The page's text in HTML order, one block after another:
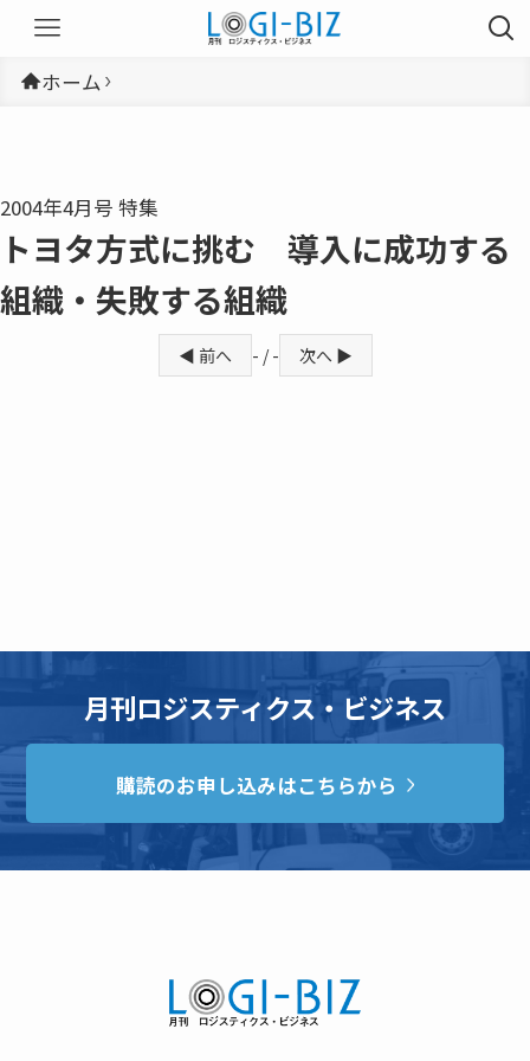
ホーム
2004年4月号 特集
トヨタ方式に挑む 導入に成功する
組織・失敗する組織
◀ 前へ - / - 次へ ▶
月刊ロジスティクス・ビジネス
購読のお申し込みはこちらから